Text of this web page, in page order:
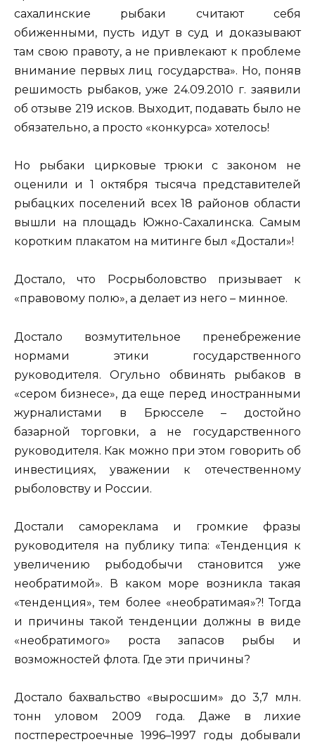
сахалинские рыбаки считают себя
обиженными, пусть идут в суд и доказывают
там свою правоту, а не привлекают к проблеме
внимание первых лиц государства». Но, поняв
решимость рыбаков, уже 24.09.2010 г. заявили
об отзыве 219 исков. Выходит, подавать было не
обязательно, а просто «конкурса» хотелось!
Но рыбаки цирковые трюки с законом не
оценили и 1 октября тысяча представителей
рыбацких поселений всех 18 районов области
вышли на площадь Южно-Сахалинска. Самым
коротким плакатом на митинге был «Достали»!
Достало, что Росрыболовство призывает к
«правовому полю», а делает из него – минное.
Достало возмутительное пренебрежение
нормами этики государственного
руководителя. Огульно обвинять рыбаков в
«сером бизнесе», да еще перед иностранными
журналистами в Брюсселе – достойно
базарной торговки, а не государственного
руководителя. Как можно при этом говорить об
инвестициях, уважении к отечественному
рыболовству и России.
Достали самореклама и громкие фразы
руководителя на публику типа: «Тенденция к
увеличению рыбодобычи становится уже
необратимой». В каком море возникла такая
«тенденция», тем более «необратимая»?! Тогда
и причины такой тенденции должны в виде
«необратимого» роста запасов рыбы и
возможностей флота. Где эти причины?
Достало бахвальство «выросшим» до 3,7 млн.
тонн уловом 2009 года. Даже в лихие
постперестроечные 1996–1997 годы добывали